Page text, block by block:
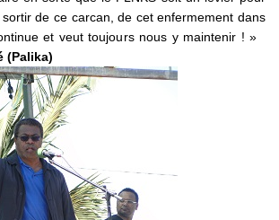
de ce carcan, de cet enfermement dans
et veut toujours nous y maintenir ! »
(Palika)